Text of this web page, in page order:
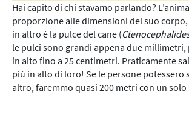
Hai capito di chi stavamo parlando?
proporzione alle dimensioni del suo
in altro è la pulce del cane (
le pulci sono grandi appena due millimetri,
in alto fino a 25 centimetri. Praticamente
più in alto di loro! Se le persone potessero
altro, faremmo quasi 200 metri con un solo